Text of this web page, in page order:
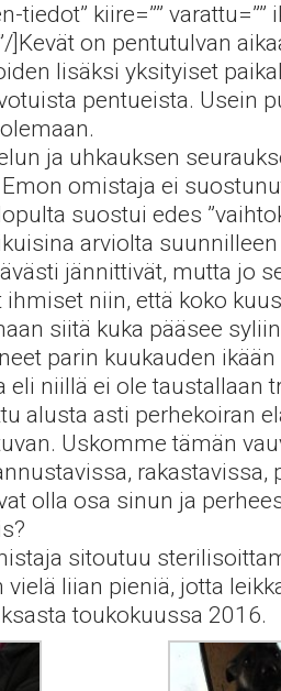
tiedot” kiire=””
]Kevät on pentutulvan
lisäksi yksityiset
pentueista. Usein
ja uhkauksen
omistaja ei
suostui edes
arviolta
jännittivät, mutta jo
niin, että koko
siitä kuka pääsee
parin kuukauden
eli niillä ei ole taustallaan
alusta asti perhekoiran
Uskomme tämän
olla osa sinun ja
sitoutuu
liian pieniä, jotta
toukokuussa 2016.